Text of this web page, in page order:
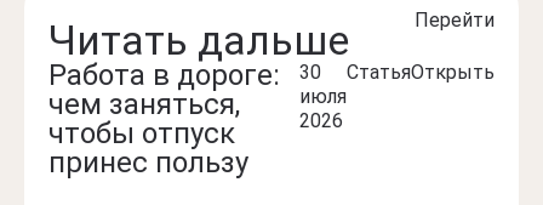
Читать дальше Перейти
Работа в дороге:
чем заняться,
чтобы отпуск
принес пользу
30
июля
2026
СтатьяОткрыть